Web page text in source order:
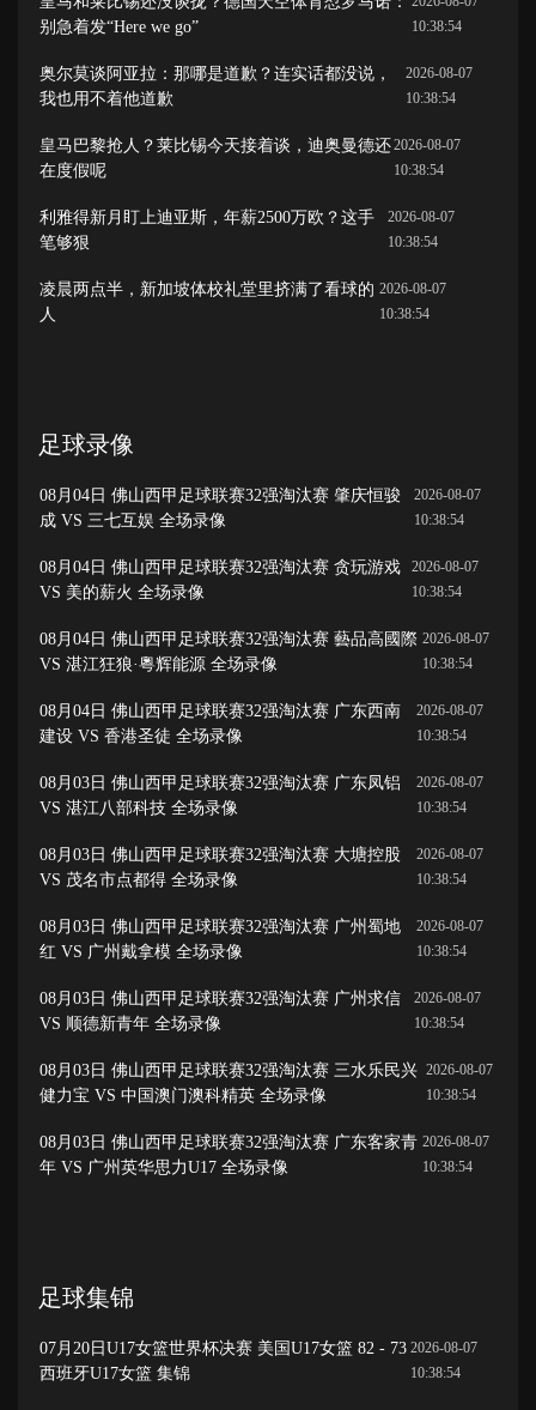
别急着发“Here we go”
10:38:54
奥尔莫谈阿亚拉：那哪是道歉？连实话都没说，
我也用不着他道歉
2026-08-07
10:38:54
皇马巴黎抢人？莱比锡今天接着谈，迪奥曼德还
在度假呢
2026-08-07
10:38:54
利雅得新月盯上迪亚斯，年薪2500万欧？这手
笔够狠
2026-08-07
10:38:54
凌晨两点半，新加坡体校礼堂里挤满了看球的
人
2026-08-07
10:38:54
足球录像
08月04日 佛山西甲足球联赛32强淘汰赛 肇庆恒骏
成 VS 三七互娱 全场录像
2026-08-07
10:38:54
08月04日 佛山西甲足球联赛32强淘汰赛 贪玩游戏
VS 美的薪火 全场录像
2026-08-07
10:38:54
08月04日 佛山西甲足球联赛32强淘汰赛 藝品高國際
VS 湛江狂狼·粵辉能源 全场录像
2026-08-07
10:38:54
08月04日 佛山西甲足球联赛32强淘汰赛 广东西南
建设 VS 香港圣徒 全场录像
2026-08-07
10:38:54
08月03日 佛山西甲足球联赛32强淘汰赛 广东凤铝
VS 湛江八部科技 全场录像
2026-08-07
10:38:54
08月03日 佛山西甲足球联赛32强淘汰赛 大塘控股
VS 茂名市点都得 全场录像
2026-08-07
10:38:54
08月03日 佛山西甲足球联赛32强淘汰赛 广州蜀地
红 VS 广州戴拿模 全场录像
2026-08-07
10:38:54
08月03日 佛山西甲足球联赛32强淘汰赛 广州求信
VS 顺德新青年 全场录像
2026-08-07
10:38:54
08月03日 佛山西甲足球联赛32强淘汰赛 三水乐民兴
健力宝 VS 中国澳门澳科精英 全场录像
2026-08-07
10:38:54
08月03日 佛山西甲足球联赛32强淘汰赛 广东客家青
年 VS 广州英华思力U17 全场录像
2026-08-07
10:38:54
足球集锦
07月20日U17女篮世界杯决赛 美国U17女篮 82 - 73
西班牙U17女篮 集锦
2026-08-07
10:38:54